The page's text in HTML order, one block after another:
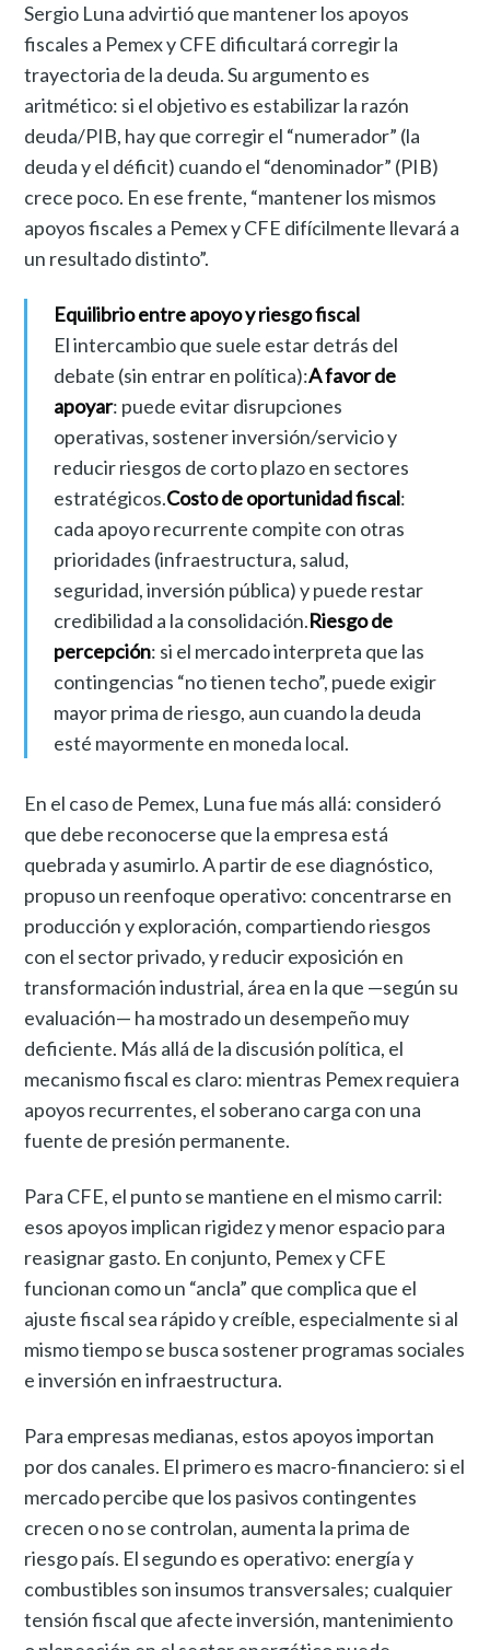
Sergio Luna advirtió que mantener los apoyos
fiscales a Pemex y CFE dificultará corregir la
trayectoria de la deuda. Su argumento es
aritmético: si el objetivo es estabilizar la razón
deuda/PIB, hay que corregir el “numerador” (la
deuda y el déficit) cuando el “denominador” (PIB)
crece poco. En ese frente, “mantener los mismos
apoyos fiscales a Pemex y CFE difícilmente llevará a
un resultado distinto”.
Equilibrio entre apoyo y riesgo fiscal
El intercambio que suele estar detrás del
debate (sin entrar en política):A favor de
apoyar: puede evitar disrupciones
operativas, sostener inversión/servicio y
reducir riesgos de corto plazo en sectores
estratégicos.Costo de oportunidad fiscal:
cada apoyo recurrente compite con otras
prioridades (infraestructura, salud,
seguridad, inversión pública) y puede restar
credibilidad a la consolidación.Riesgo de
percepción: si el mercado interpreta que las
contingencias “no tienen techo”, puede exigir
mayor prima de riesgo, aun cuando la deuda
esté mayormente en moneda local.
En el caso de Pemex, Luna fue más allá: consideró
que debe reconocerse que la empresa está
quebrada y asumirlo. A partir de ese diagnóstico,
propuso un reenfoque operativo: concentrarse en
producción y exploración, compartiendo riesgos
con el sector privado, y reducir exposición en
transformación industrial, área en la que —según su
evaluación— ha mostrado un desempeño muy
deficiente. Más allá de la discusión política, el
mecanismo fiscal es claro: mientras Pemex requiera
apoyos recurrentes, el soberano carga con una
fuente de presión permanente.
Para CFE, el punto se mantiene en el mismo carril:
esos apoyos implican rigidez y menor espacio para
reasignar gasto. En conjunto, Pemex y CFE
funcionan como un “ancla” que complica que el
ajuste fiscal sea rápido y creíble, especialmente si al
mismo tiempo se busca sostener programas sociales
e inversión en infraestructura.
Para empresas medianas, estos apoyos importan
por dos canales. El primero es macro-financiero: si el
mercado percibe que los pasivos contingentes
crecen o no se controlan, aumenta la prima de
riesgo país. El segundo es operativo: energía y
combustibles son insumos transversales; cualquier
tensión fiscal que afecte inversión, mantenimiento